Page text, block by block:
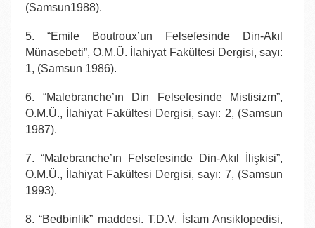
(Samsun1988).
5. “Emile Boutroux’un Felsefesinde Din-Akıl
Münasebeti”, O.M.Ü. İlahiyat Fakültesi Dergisi, sayı:
1, (Samsun 1986).
6. “Malebranche’ın Din Felsefesinde Mistisizm”,
O.M.Ü., İlahiyat Fakültesi Dergisi, sayı: 2, (Samsun
1987).
7. “Malebranche’ın Felsefesinde Din-Akıl İlişkisi”,
O.M.Ü., İlahiyat Fakültesi Dergisi, sayı: 7, (Samsun
1993).
8. “Bedbinlik” maddesi. T.D.V. İslam Ansiklopedisi,